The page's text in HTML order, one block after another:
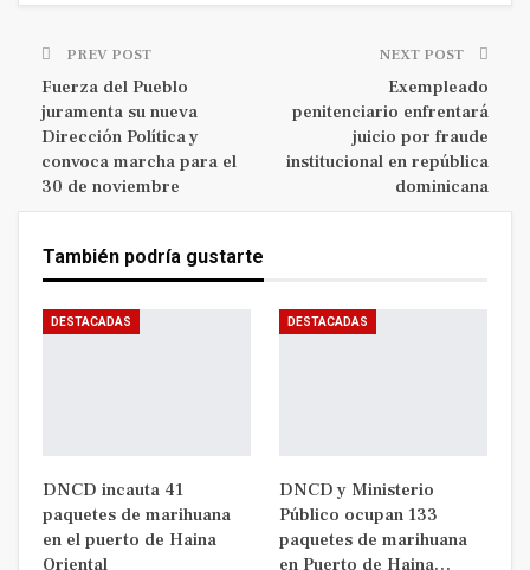
PREV POST
Fuerza del Pueblo
juramenta su nueva
Dirección Política y
convoca marcha para el
30 de noviembre
NEXT POST
Exempleado
penitenciario enfrentará
juicio por fraude
institucional en república
dominicana
También podría gustarte
DESTACADAS
DNCD incauta 41
paquetes de marihuana
en el puerto de Haina
Oriental
DESTACADAS
DNCD y Ministerio
Público ocupan 133
paquetes de marihuana
en Puerto de Haina…